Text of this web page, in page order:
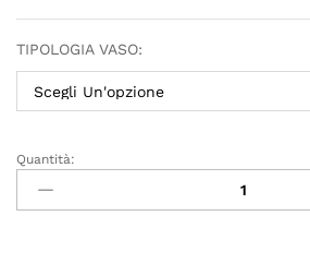
TIPOLOGIA VASO:
Quantità: